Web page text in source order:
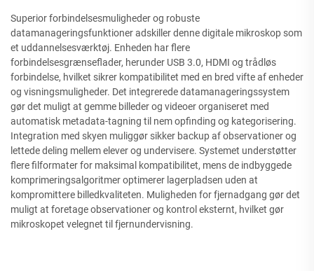
Superior forbindelsesmuligheder og robuste
datamanageringsfunktioner adskiller denne digitale mikroskop som
et uddannelsesværktøj. Enheden har flere
forbindelsesgrænseflader, herunder USB 3.0, HDMI og trådløs
forbindelse, hvilket sikrer kompatibilitet med en bred vifte af enheder
og visningsmuligheder. Det integrerede datamanageringssystem
gør det muligt at gemme billeder og videoer organiseret med
automatisk metadata-tagning til nem opfinding og kategorisering.
Integration med skyen muliggør sikker backup af observationer og
lettede deling mellem elever og undervisere. Systemet understøtter
flere filformater for maksimal kompatibilitet, mens de indbyggede
komprimeringsalgoritmer optimerer lagerpladsen uden at
kompromittere billedkvaliteten. Muligheden for fjernadgang gør det
muligt at foretage observationer og kontrol eksternt, hvilket gør
mikroskopet velegnet til fjernundervisning.